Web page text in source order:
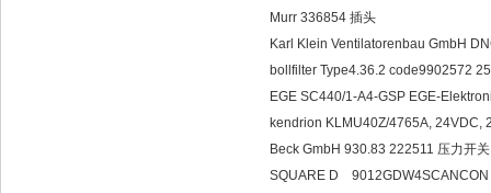
Murr 336854 插头
Karl Klein Ventilatorenbau GmbH
bollfilter Type4.36.2 code9902572
EGE SC440/1-A4-GSP EGE-
kendrion KLMU40Z/4765A, 24VDC,
Beck GmbH 930.83 222511 压力开
SQUARE D